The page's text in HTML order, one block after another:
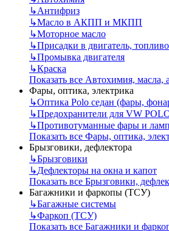
↳Антифриз
↳Масло в АКПП и МКПП
↳Моторное масло
↳Присадки в двигатель, топливо
↳Промывка двигателя
↳Краска
Показать все Автохимия, масла,
Фары, оптика, электрика
↳Оптика Polo седан (фары,
↳Предохранители для VW
↳Противотуманные фары и
Показать все Фары, оптика,
Брызговики, дефлектора
↳Брызговики
↳Дефлекторы на окна и капот
Показать все Брызговики,
Багажники и фаркопы (ТСУ)
↳Багажные системы
↳Фаркоп (ТСУ)
Показать все Багажники и